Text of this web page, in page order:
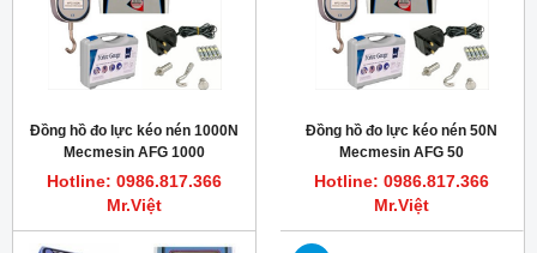
Đồng hồ đo lực kéo nén 1000N
Mecmesin AFG 1000
Hotline: 0986.817.366
Mr.Việt
Đồng hồ đo lực kéo nén 50N
Mecmesin AFG 50
Hotline: 0986.817.366
Mr.Việt